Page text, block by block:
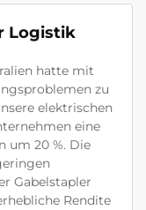
Logistik
hatte mit
zu
elektrischen
eine
um 20 %. Die
Gabelstapler
Rendite